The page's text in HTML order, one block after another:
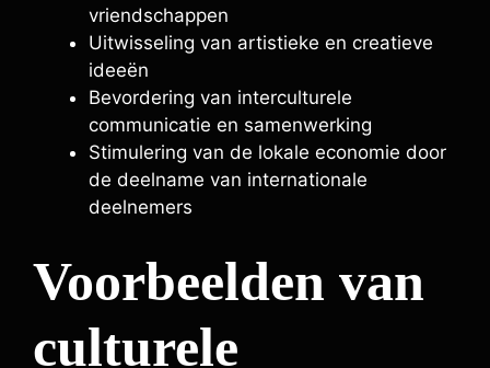
vriendschappen
Uitwisseling van artistieke en creatieve
ideeën
Bevordering van interculturele
communicatie en samenwerking
Stimulering van de lokale economie door
de deelname van internationale
deelnemers
Voorbeelden van
culturele